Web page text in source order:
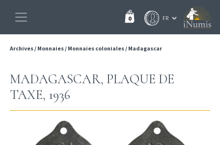
0
Archives/ Monnaies/ Monnaies coloniales/ Madagascar
MADAGASCAR, PLAQUE DE
TAXE, 1936